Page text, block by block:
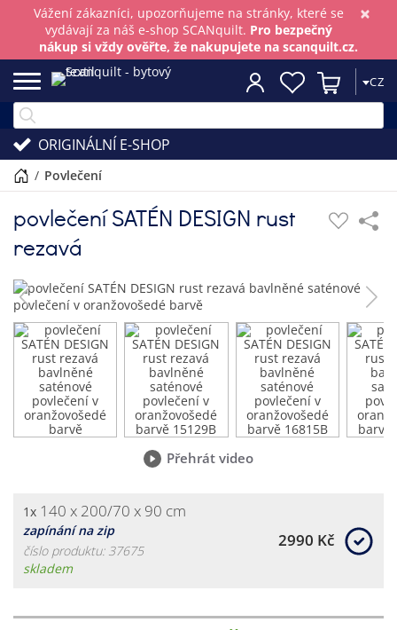
×
Vážení zákazníci, upozorňujeme na stránky, které se
vydávají za náš e-shop SCANquilt. Pro bezpečný
nákup si vždy ověřte, že nakupujete na scanquilt.cz.
CZ
ORIGINÁLNÍ E-SHOP
/ povlečení
povlečení SATÉN DESIGN rust
rezavá
Přehrát video
1x 140 x 200/70 x 90 cm
zapínání na zip
číslo produktu: 37675
skladem
2990 Kč